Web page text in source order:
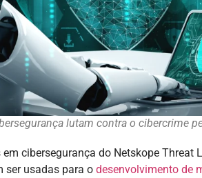
lutam contra o cibercrime
cibersegurança do Netskope Threat
ser usadas para o desenvolvimento de